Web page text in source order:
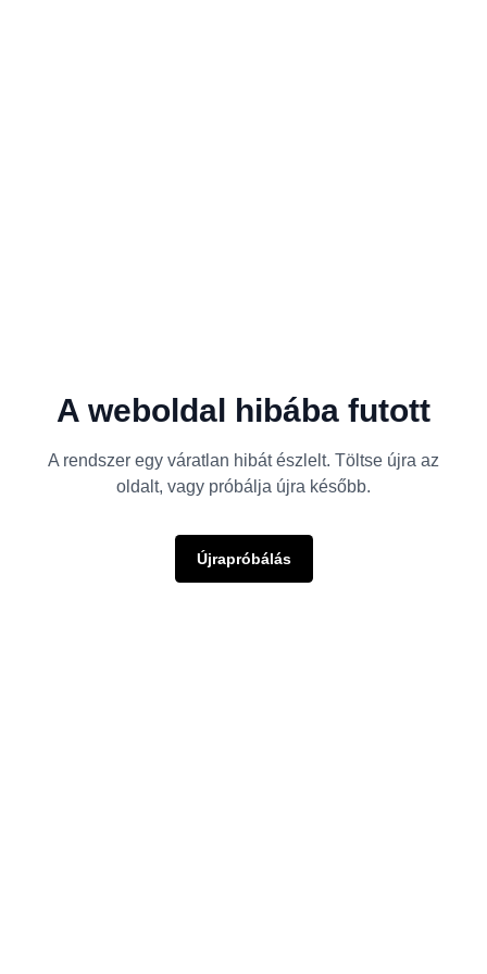
A weboldal hibába futott
A rendszer egy váratlan hibát észlelt. Töltse újra az
oldalt, vagy próbálja újra később.
Újrapróbálás